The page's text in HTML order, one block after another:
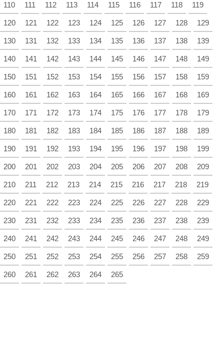
110 111 112 113 114 115 116 117 118 119
120 121 122 123 124 125 126 127 128 129
130 131 132 133 134 135 136 137 138 139
140 141 142 143 144 145 146 147 148 149
150 151 152 153 154 155 156 157 158 159
160 161 162 163 164 165 166 167 168 169
170 171 172 173 174 175 176 177 178 179
180 181 182 183 184 185 186 187 188 189
190 191 192 193 194 195 196 197 198 199
200 201 202 203 204 205 206 207 208 209
210 211 212 213 214 215 216 217 218 219
220 221 222 223 224 225 226 227 228 229
230 231 232 233 234 235 236 237 238 239
240 241 242 243 244 245 246 247 248 249
250 251 252 253 254 255 256 257 258 259
260 261 262 263 264 265